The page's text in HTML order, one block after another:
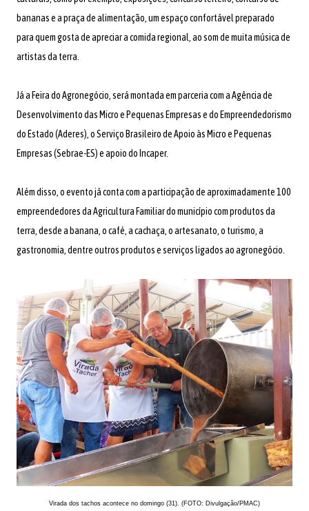
bananas e a praça de alimentação, um espaço confortável preparado
para quem gosta de apreciar a comida regional, ao som de muita música de
artistas da terra.
Já a Feira do Agronegócio, será montada em parceria com a Agência de
Desenvolvimento das Micro e Pequenas Empresas e do Empreendedorismo
do Estado (Aderes), o Serviço Brasileiro de Apoio às Micro e Pequenas
Empresas (Sebrae-ES) e apoio do Incaper.
Além disso, o evento já conta com a participação de aproximadamente 100
empreendedores da Agricultura Familiar do município com produtos da
terra, desde a banana, o café, a cachaça, o artesanato, o turismo, a
gastronomia, dentre outros produtos e serviços ligados ao agronegócio.
Virada dos tachos acontece no domingo (31). (FOTO: Divulgação/PMAC)